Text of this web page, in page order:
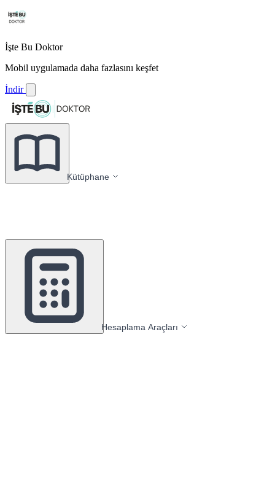
İşte Bu Doktor
Mobil uygulamada daha fazlasını keşfet
İndir
Kütüphane
Hesaplama Araçları